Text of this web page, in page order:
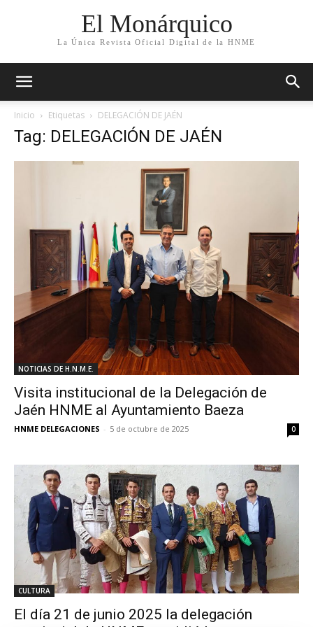
El Monárquico
La Única Revista Oficial Digital de la HNME
Inicio Etiquetas DELEGACIÓN DE JAÉN
Tag: DELEGACIÓN DE JAÉN
NOTICIAS DE H.N.M.E.
Visita institucional de la Delegación de
Jaén HNME al Ayuntamiento Baeza
HNME DELEGACIONES - 5 de octubre de 2025 0
CULTURA
El día 21 de junio 2025 la delegación